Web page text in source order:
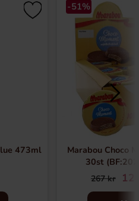
473ml
-51%
Marabou Choco
30st
267 kr